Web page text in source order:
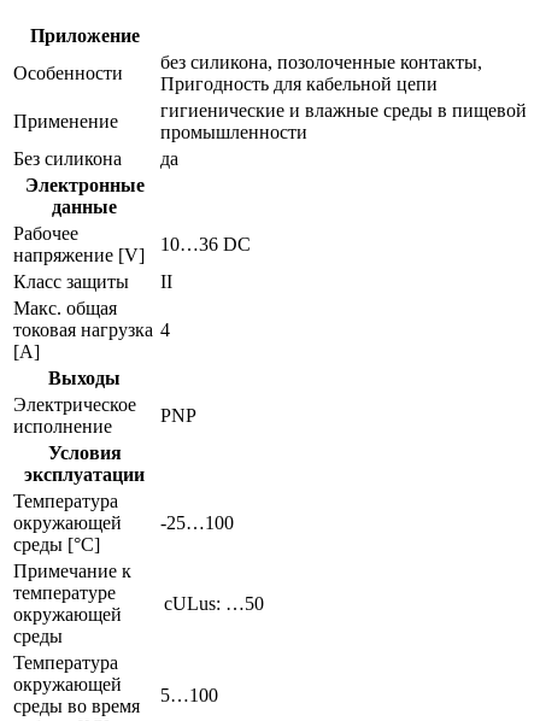
Приложение
Особенности
без силикона, позолоченные контакты,
Пригодность для кабельной цепи
Применение
гигиенические и влажные среды в пищевой
промышленности
Без силикона
да
Электронные
данные
Рабочее
напряжение [V]
10…36 DC
Класс защиты
II
Макс. общая
токовая нагрузка
[A]
4
Выходы
Электрическое
исполнение
PNP
Условия
эксплуатации
Температура
окружающей
среды [°C]
-25…100
Примечание к
температуре
окружающей
среды
cULus: …50
Температура
окружающей
среды во время
5…100